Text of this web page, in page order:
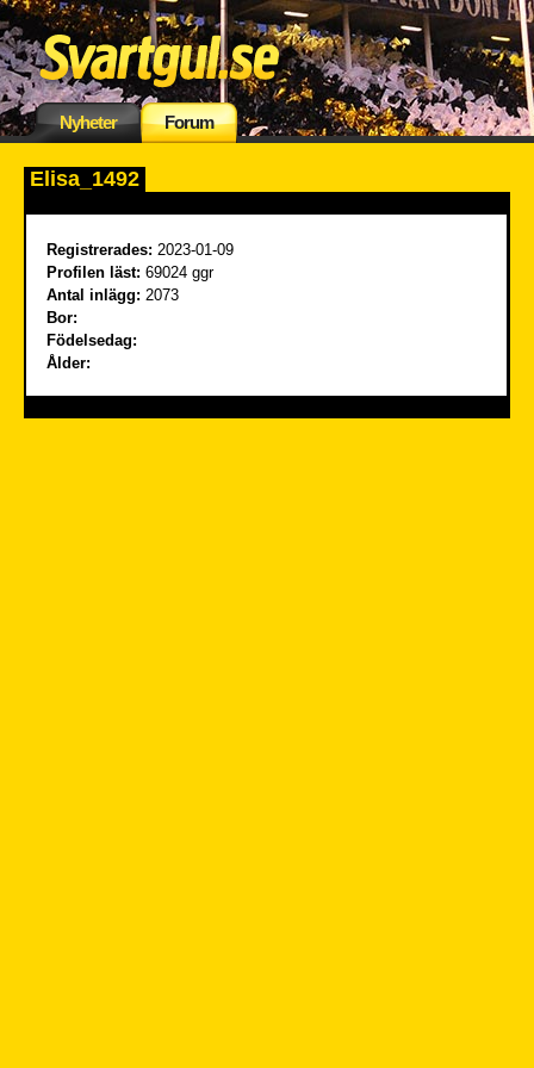
Nyheter Forum
Elisa_1492
Registrerades: 2023-01-09
Profilen läst: 69024 ggr
Antal inlägg: 2073
Bor:
Födelsedag:
Ålder: